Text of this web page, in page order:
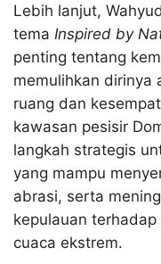
Lebih lanjut,
tema Inspired by
penting tentang
memulihkan dirinya
ruang dan
kawasan pesisir
langkah strategis
yang mampu
abrasi, serta
kepulauan
cuaca ekstrem.